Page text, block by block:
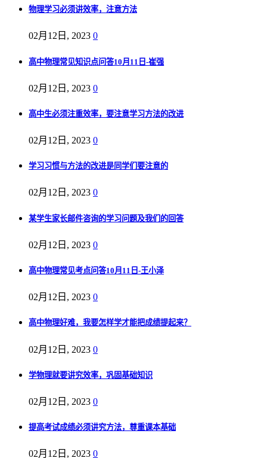
物理学习必须讲效率，注意方法
02月12日, 2023 0
高中物理常见知识点问答10月11日-崔强
02月12日, 2023 0
高中生必须注重效率，要注意学习方法的改进
02月12日, 2023 0
学习习惯与方法的改进是同学们要注意的
02月12日, 2023 0
某学生家长邮件咨询的学习问题及我们的回答
02月12日, 2023 0
高中物理常见考点问答10月11日-王小泽
02月12日, 2023 0
高中物理好难，我要怎样学才能把成绩提起来？
02月12日, 2023 0
学物理就要讲究效率，巩固基础知识
02月12日, 2023 0
提高考试成绩必须讲究方法，尊重课本基础
02月12日, 2023 0